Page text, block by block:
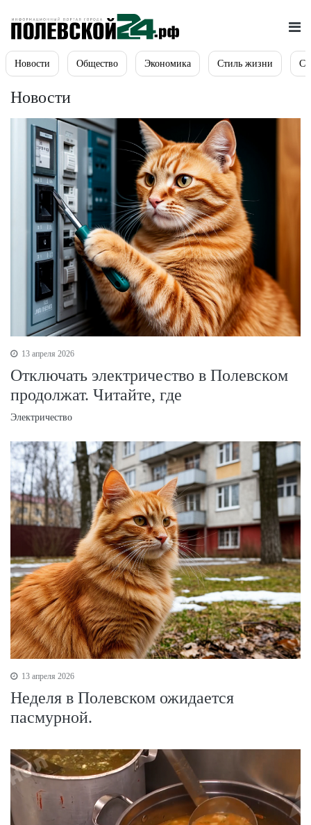
Новости Общество Экономика Стиль жизни
Новости
13 апреля 2026
Отключать электричество в Полевском
продолжат. Читайте, где
Электричество
13 апреля 2026
Неделя в Полевском ожидается
пасмурной.